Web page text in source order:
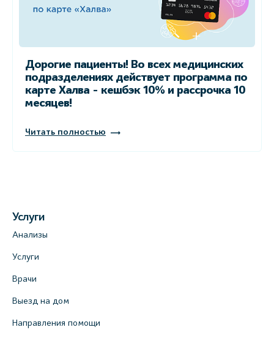
Дорогие пациенты! Во всех медицинских
подразделениях действует программа по
карте Халва - кешбэк 10% и рассрочка 10
месяцев!
Читать полностью
Услуги
Анализы
Услуги
Врачи
Выезд на дом
Направления помощи